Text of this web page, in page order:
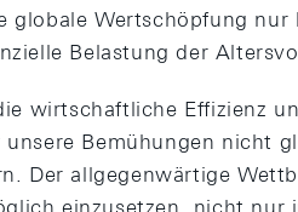
globale Wertschöpfung
Belastung der
wirtschaftliche Effizienz
Bemühungen nicht
Der allgegenwärtige
einzusetzen, nicht nur